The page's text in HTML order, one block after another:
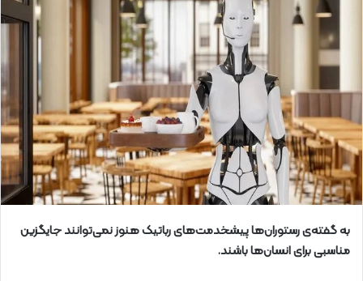
به گفته‌ی رستوران‌ها پیشخدمت‌های رباتیک هنوز نمی‌توانند جایگزین
مناسبی برای انسان‌ها باشند.